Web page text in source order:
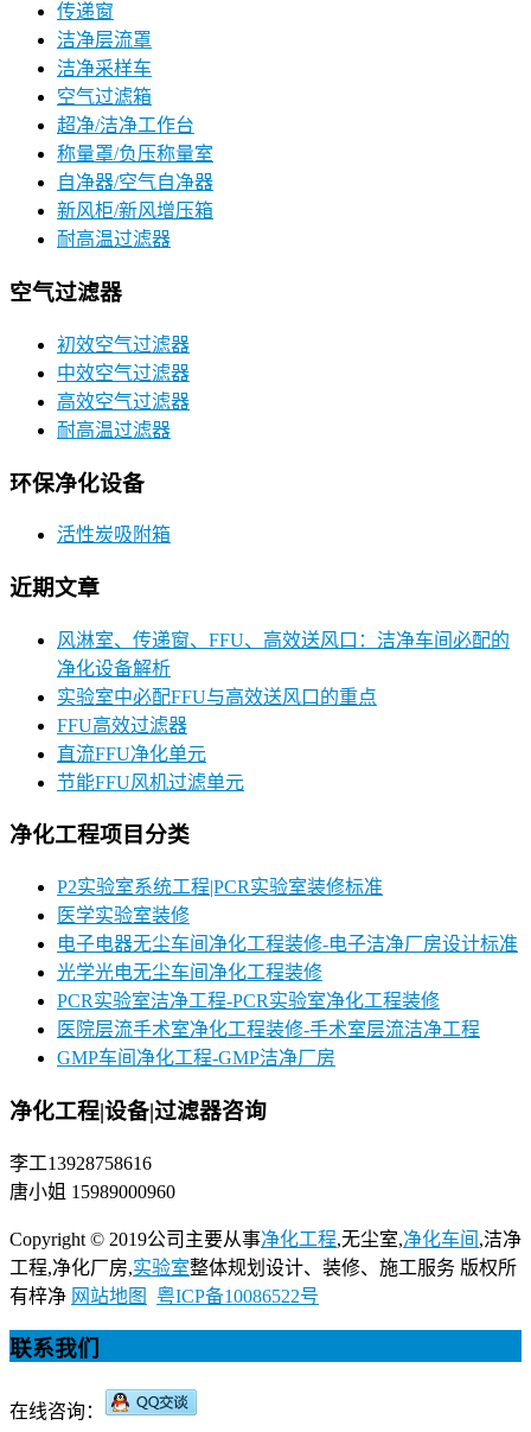
传递窗
洁净层流罩
洁净采样车
空气过滤箱
超净/洁净工作台
称量罩/负压称量室
自净器/空气自净器
新风柜/新风增压箱
耐高温过滤器
空气过滤器
初效空气过滤器
中效空气过滤器
高效空气过滤器
耐高温过滤器
环保净化设备
活性炭吸附箱
近期文章
风淋室、传递窗、FFU、高效送风口：洁净车间必配的
净化设备解析
实验室中必配FFU与高效送风口的重点
FFU高效过滤器
直流FFU净化单元
节能FFU风机过滤单元
净化工程项目分类
P2实验室系统工程|PCR实验室装修标准
医学实验室装修
电子电器无尘车间净化工程装修-电子洁净厂房设计标准
光学光电无尘车间净化工程装修
PCR实验室洁净工程-PCR实验室净化工程装修
医院层流手术室净化工程装修-手术室层流洁净工程
GMP车间净化工程-GMP洁净厂房
净化工程|设备|过滤器咨询
李工13928758616
唐小姐 15989000960
Copyright © 2019公司主要从事净化工程,无尘室,净化车间 ,洁净
工程,净化厂房,实验室整体规划设计、装修、施工服务 版权所
有梓净 网站地图 粤ICP备10086522号
联系我们
在线咨询：